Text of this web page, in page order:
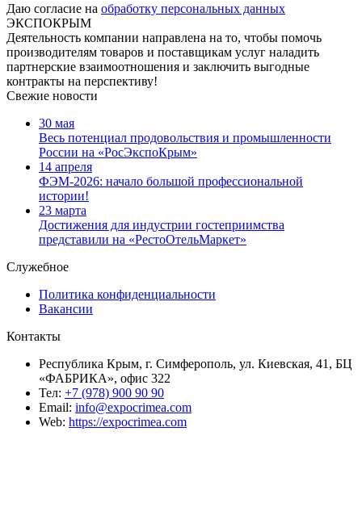
Даю согласие на обработку персональных данных
ЭКСПОКРЫМ
Деятельность компании направлена на то, чтобы помочь
производителям товаров и поставщикам услуг наладить
партнерские взаимоотношения и заключить выгодные
контракты на перспективу!
Свежие новости
30 мая
Весь потенциал продовольствия и промышленности
России на «РосЭкспоКрым»
14 апреля
ФЭМ-2026: начало большой профессиональной
истории!
23 марта
Достижения для индустрии гостеприимства
представили на «РестоОтельМаркет»
Служебное
Политика конфиденциальности
Вакансии
Контакты
Республика Крым, г. Симферополь, ул. Киевская, 41, БЦ
«ФАБРИКА», офис 322
Тел: +7 (978) 900 90 90
Email: info@expocrimea.com
Web: https://expocrimea.com